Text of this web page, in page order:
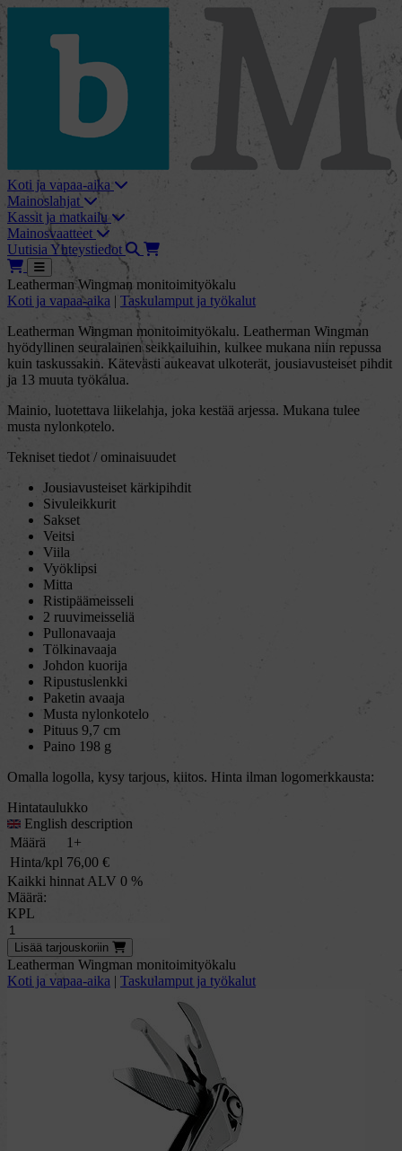
skip_to_content
bMore
Koti ja vapaa-aika
Mainoslahjat
Kassit ja matkailu
Mainosvaatteet
Uutisia Yhteystiedot HakuTarjouskori
Tarjouskori
Avaa
Leatherman Wingman monitoimityökalu
Koti ja vapaa-aika | Taskulamput ja työkalut
Leatherman Wingman monitoimityökalu. Leatherman Wingman
hyödyllinen seuralainen seikkailuihin, kulkee mukana niin repussa
kuin taskussakin. Kätevästi aukeavat ulkoterät, jousiavusteiset pihdit
ja 13 muuta työkalua.
Mainio, luotettava liikelahja, joka kestää arjessa. Mukana tulee
musta nylonkotelo.
Tekniset tiedot / ominaisuudet
Jousiavusteiset kärkipihdit
Sivuleikkurit
Sakset
Veitsi
Viila
Vyöklipsi
Mitta
Ristipäämeisseli
2 ruuvimeisseliä
Pullonavaaja
Tölkinavaaja
Johdon kuorija
Ripustuslenkki
Paketin avaaja
Musta nylonkotelo
Pituus 9,7 cm
Paino 198 g
Omalla logolla, kysy tarjous, kiitos. Hinta ilman logomerkkausta:
Hintataulukko
English description
Määrä
1+
Hinta/kpl 76,00 €
Kaikki hinnat ALV 0 %
Määrä:
KPL
Lisää tarjous koriin
Leatherman Wingman monitoimityökalu
Koti ja vapaa-aika | Taskulamput ja työkalut